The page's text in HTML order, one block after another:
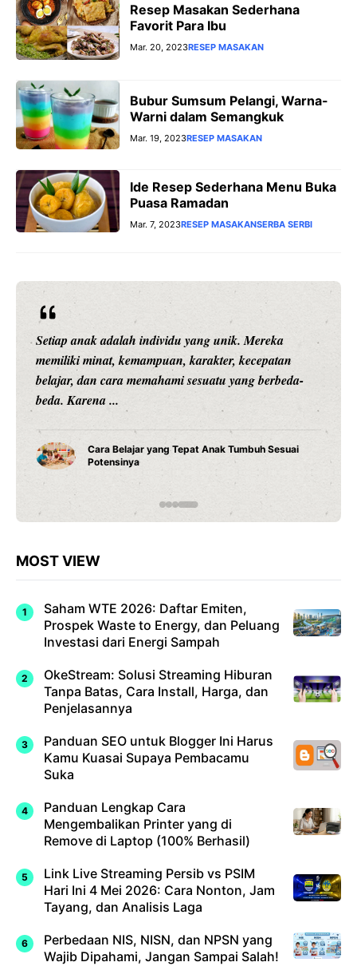
Resep Masakan Sederhana
Favorit Para Ibu
Mar. 20, 2023RESEP MASAKAN
Bubur Sumsum Pelangi, Warna-
Warni dalam Semangkuk
Mar. 19, 2023RESEP MASAKAN
Ide Resep Sederhana Menu Buka
Puasa Ramadan
Mar. 7, 2023RESEP MASAKANSERBA SERBI
Setiap anak adalah individu yang unik. Mereka
memiliki minat, kemampuan, karakter, kecepatan
belajar, dan cara memahami sesuatu yang berbeda-
beda. Karena ...
Cara Belajar yang Tepat Anak Tumbuh Sesuai
Potensinya
MOST VIEW
Saham WTE 2026: Daftar Emiten,
Prospek Waste to Energy, dan Peluang
Investasi dari Energi Sampah
OkeStream: Solusi Streaming Hiburan
Tanpa Batas, Cara Install, Harga, dan
Penjelasannya
Panduan SEO untuk Blogger Ini Harus
Kamu Kuasai Supaya Pembacamu
Suka
Panduan Lengkap Cara
Mengembalikan Printer yang di
Remove di Laptop (100% Berhasil)
Link Live Streaming Persib vs PSIM
Hari Ini 4 Mei 2026: Cara Nonton, Jam
Tayang, dan Analisis Laga
Perbedaan NIS, NISN, dan NPSN yang
Wajib Dipahami, Jangan Sampai Salah!